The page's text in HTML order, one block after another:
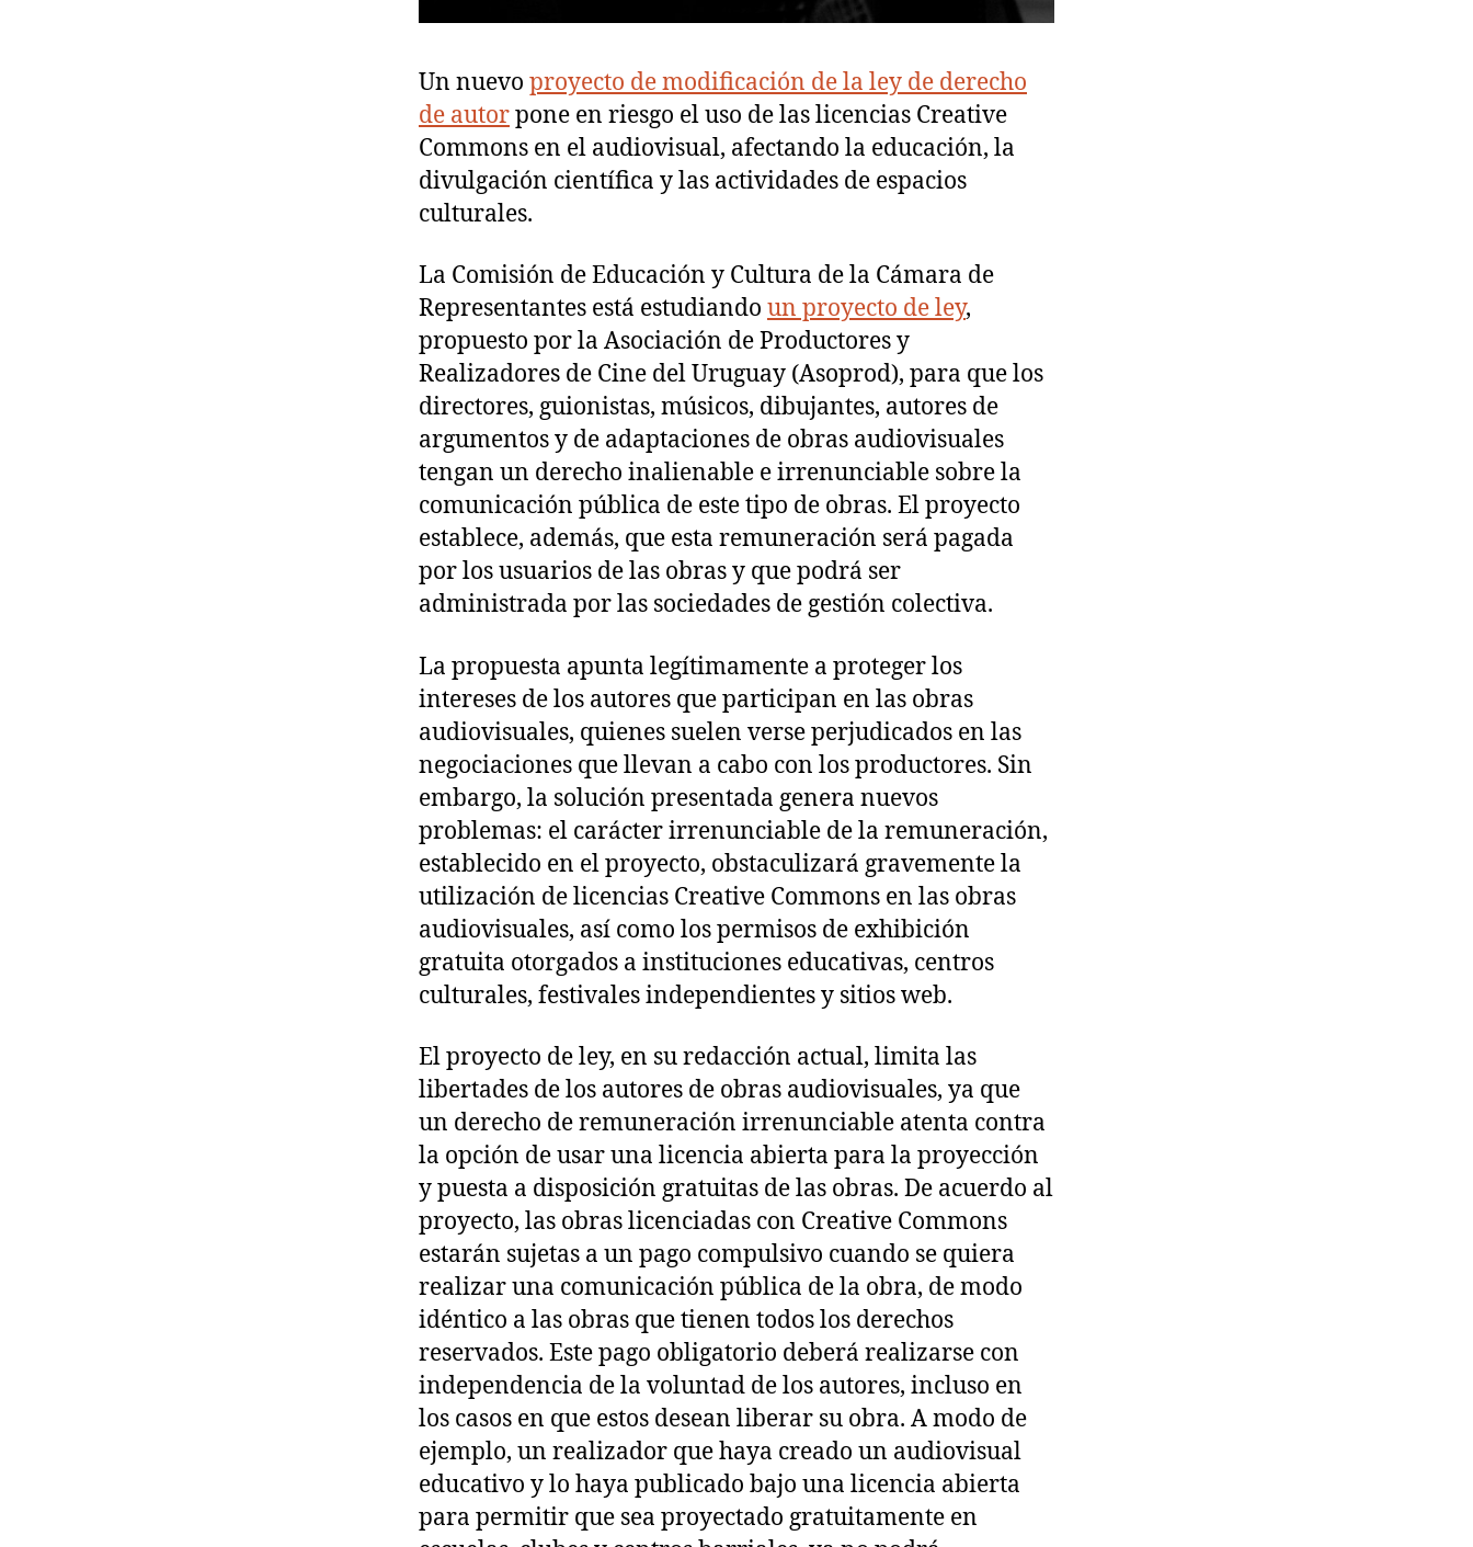
Un nuevo proyecto de modificación de la ley de derecho
de autorpone en riesgo el uso de las licencias Creative
Commons en el audiovisual, afectando la educación, la
divulgación científica y las actividades de espacios
culturales.
La Comisión de Educación y Cultura de la Cámara de
Representantes está estudiando un proyecto de ley,
propuesto por la Asociación de Productores y
Realizadores de Cine del Uruguay (Asoprod), para que los
directores, guionistas, músicos, dibujantes, autores de
argumentos y de adaptaciones de obras audiovisuales
tengan un derecho inalienable e irrenunciable sobre la
comunicación pública de este tipo de obras. El proyecto
establece, además, que esta remuneración será pagada
por los usuarios de las obras y que podrá ser
administrada por las sociedades de gestión colectiva.
La propuesta apunta legítimamente a proteger los
intereses de los autores que participan en las obras
audiovisuales, quienes suelen verse perjudicados en las
negociaciones que llevan a cabo con los productores. Sin
embargo, la solución presentada genera nuevos
problemas: el carácter irrenunciable de la remuneración,
establecido en el proyecto, obstaculizará gravemente la
utilización de licencias Creative Commons en las obras
audiovisuales, así como los permisos de exhibición
gratuita otorgados a instituciones educativas, centros
culturales, festivales independientes y sitios web.
El proyecto de ley, en su redacción actual, limita las
libertades de los autores de obras audiovisuales, ya que
un derecho de remuneración irrenunciable atenta contra
la opción de usar una licencia abierta para la proyección
y puesta a disposición gratuitas de las obras. De acuerdo al
proyecto, las obras licenciadas con Creative Commons
estarán sujetas a un pago compulsivo cuando se quiera
realizar una comunicación pública de la obra, de modo
idéntico a las obras que tienen todos los derechos
reservados. Este pago obligatorio deberá realizarse con
independencia de la voluntad de los autores, incluso en
los casos en que estos desean liberar su obra. A modo de
ejemplo, un realizador que haya creado un audiovisual
educativo y lo haya publicado bajo una licencia abierta
para permitir que sea proyectado gratuitamente en